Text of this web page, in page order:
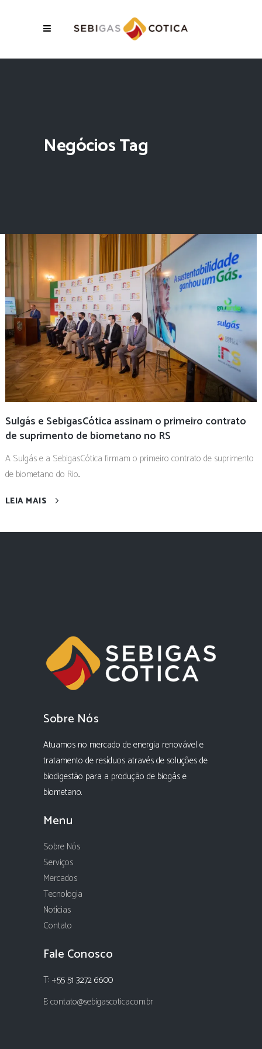
Negócios Tag
Sulgás e SebigasCótica assinam o primeiro contrato
de suprimento de biometano no RS
A Sulgás e a SebigasCótica firmam o primeiro contrato de suprimento
de biometano do Rio...
LEIA MAIS
Sobre Nós
Atuamos no mercado de energia renovável e
tratamento de resíduos através de soluções de
biodigestão para a produção de biogás e
biometano.
Menu
Sobre Nós
Serviços
Mercados
Tecnologia
Notícias
Contato
Fale Conosco
T: +55 51 3272 6600
E: contato@sebigascotica.com.br